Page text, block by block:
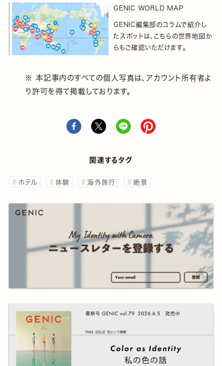
GENIC WORLD MAP
GENIC編集部のコラムで紹介し
たスポットは、こちらの世界地図か
らもご確認いただけます。
※ 本記事内のすべての個人写真は、アカウント所有者よ
り許可を得て掲載しております。
関連するタグ
ホテル 体験 海外旅行 絶景